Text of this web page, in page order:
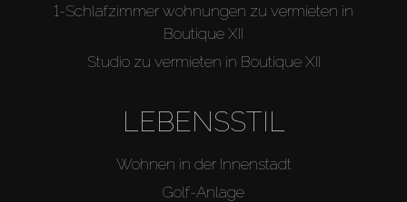
1-Schlafzimmer wohnungen zu vermieten in
Boutique XII
Studio zu vermieten in Boutique XII
LEBENSSTIL
Wohnen in der Innenstadt
Golf-Anlage